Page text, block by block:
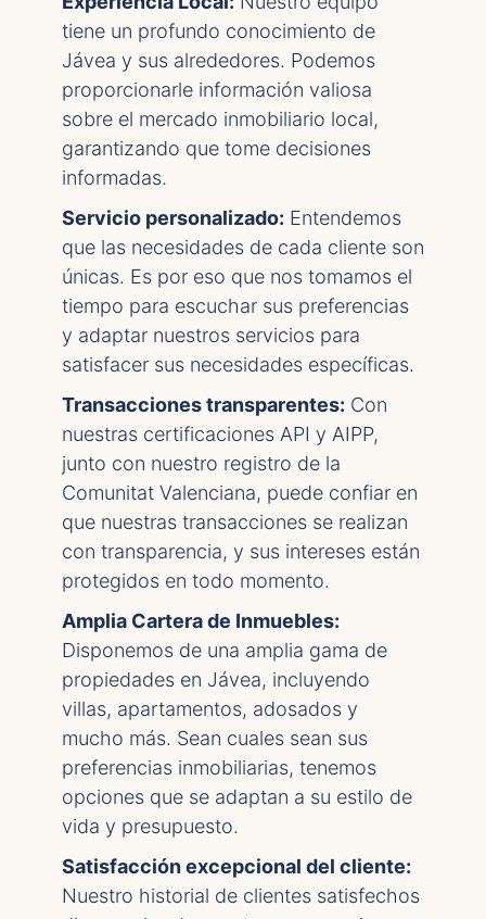
tiene un profundo conocimiento de
Jávea y sus alrededores. Podemos
proporcionarle información valiosa
sobre el mercado inmobiliario local,
garantizando que tome decisiones
informadas.
Servicio personalizado: Entendemos
que las necesidades de cada cliente son
únicas. Es por eso que nos tomamos el
tiempo para escuchar sus preferencias
y adaptar nuestros servicios para
satisfacer sus necesidades específicas.
Transacciones transparentes: Con
nuestras certificaciones API y AIPP,
junto con nuestro registro de la
Comunitat Valenciana, puede confiar en
que nuestras transacciones se realizan
con transparencia, y sus intereses están
protegidos en todo momento.
Amplia Cartera de Inmuebles:
Disponemos de una amplia gama de
propiedades en Jávea, incluyendo
villas, apartamentos, adosados y
mucho más. Sean cuales sean sus
preferencias inmobiliarias, tenemos
opciones que se adaptan a su estilo de
vida y presupuesto.
Satisfacción excepcional del cliente:
Nuestro historial de clientes satisfechos